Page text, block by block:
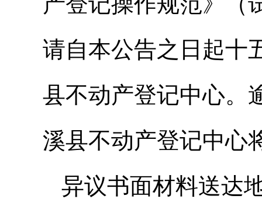
请自本公告之日起十
县不动产登记中心。
溪县不动产登记中心
异议书面材料送达